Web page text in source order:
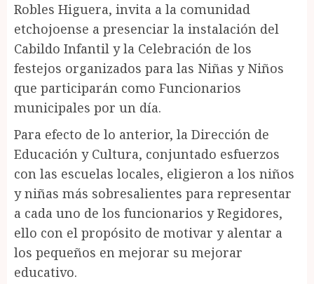
Robles Higuera, invita a la comunidad
etchojoense a presenciar la instalación del
Cabildo Infantil y la Celebración de los
festejos organizados para las Niñas y Niños
que participarán como Funcionarios
municipales por un día.
Para efecto de lo anterior, la Dirección de
Educación y Cultura, conjuntado esfuerzos
con las escuelas locales, eligieron a los niños
y niñas más sobresalientes para representar
a cada uno de los funcionarios y Regidores,
ello con el propósito de motivar y alentar a
los pequeños en mejorar su mejorar
educativo.